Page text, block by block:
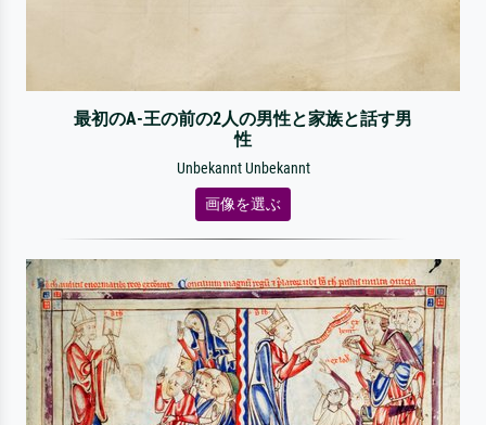
最初のA-王の前の2人の男性と家族と話す男
性
Unbekannt Unbekannt
画像を選ぶ